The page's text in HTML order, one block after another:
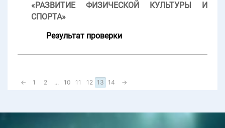
«РАЗВИТИЕ ФИЗИЧЕСКОЙ КУЛЬТУРЫ И
СПОРТА»
Результат проверки
← 1 2 ... 10 11 12 13 14 →